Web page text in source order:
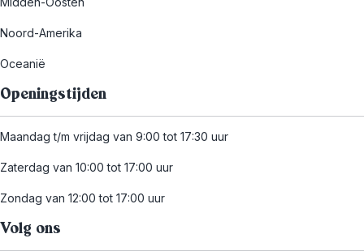
Noord-Amerika
Oceanië
Openingstijden
Maandag t/m vrijdag van 9:00 tot 17:30 uur
Zaterdag van 10:00 tot 17:00 uur
Zondag van 12:00 tot 17:00 uur
Volg ons